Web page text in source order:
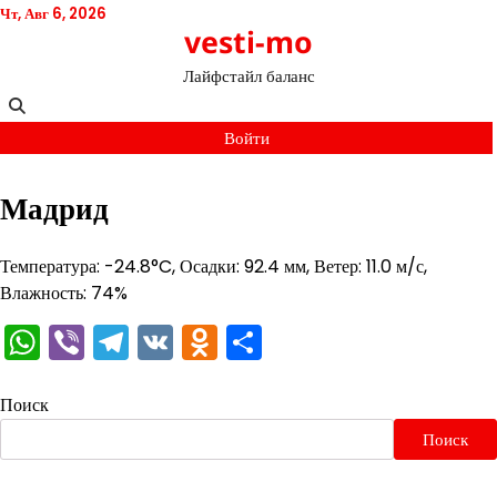
Перейти
Чт, Авг 6, 2026
vesti-mo
Лайфстайл баланс
Войти
Мадрид
Температура: -24.8°C, Осадки: 92.4 мм, Ветер: 11.0 м/с,
Влажность: 74%
WhatsApp
ViberTelegram
VKOdnoklassniki
Поиск
Поиск